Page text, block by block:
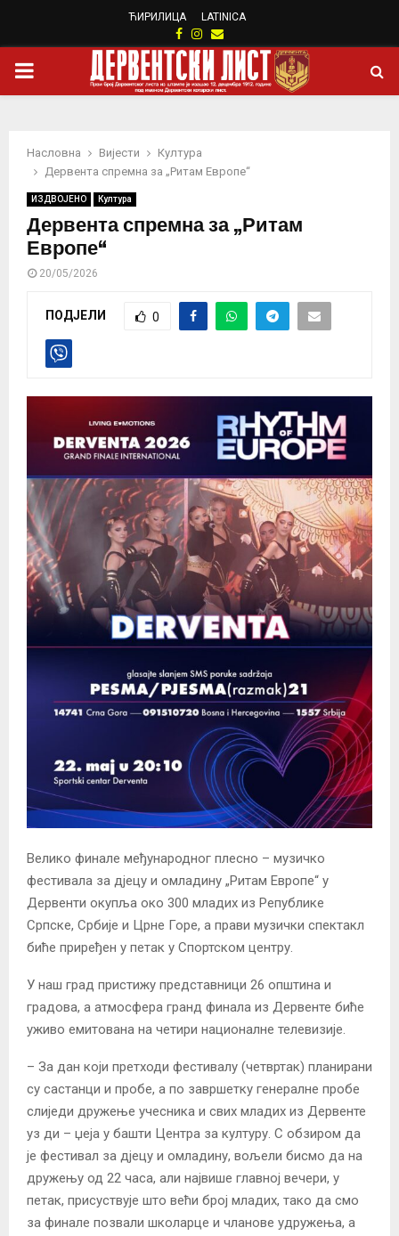
ЋИРИЛИЦА LATINICA
Facebook
Instagram
Email
PRIMARY
Насловна Вијести
Култура
Дервента спремна за „Ритам Европе“
ИЗДВОЈЕНО Култура
Дервента спремна за „Ритам
Европе“
20/05/2026
ПОДЈЕЛИ 0
Велико финале међународног плесно – музичко
фестивала за дјецу и омладину „Ритам Европе“ у
Дервенти окупља око 300 младих из Републике
Српске, Србије и Црне Горе, а прави музички спектакл
биће приређен у петак у Спортском центру.
У наш град пристижу представници 26 општина и
градова, а атмосфера гранд финала из Дервенте биће
уживо емитована на четири националне телевизије.
– За дан који претходи фестивалу (четвртак) планирани
су састанци и пробе, а по завршетку генералне пробе
слиједи дружење учесника и свих младих из Дервенте
уз ди – џеја у башти Центра за културу. С обзиром да
је фестивал за дјецу и омладину, вољели бисмо да на
дружењу од 22 часа, али највише главној вечери, у
петак, присуствује што већи број младих, тако да смо
за финале позвали школарце и чланове удружења, а